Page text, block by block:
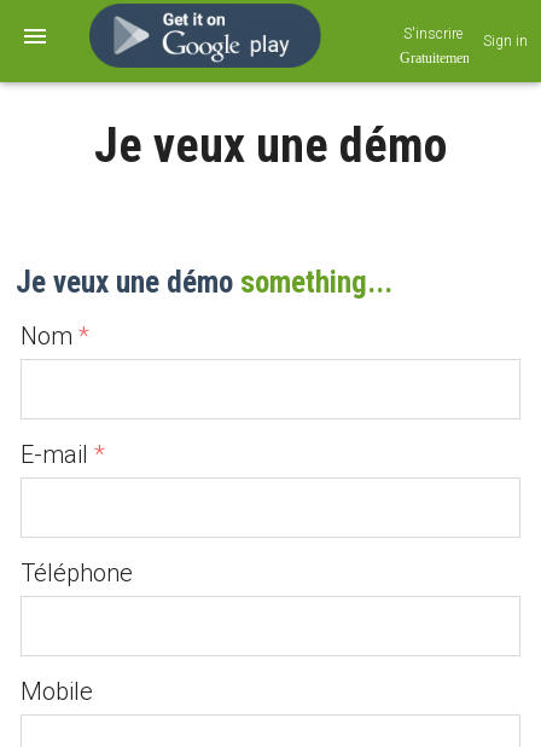
Je veux une démo
Je veux une démo something...
Nom
E-mail
Téléphone
Mobile
S'inscrire Sign in